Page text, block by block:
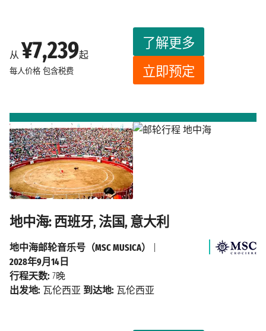
从 ¥7,239起
每人价格 包含税费
了解更多
立即预定
地中海: 西班牙, 法国, 意大利
地中海邮轮音乐号（MSC MUSICA）
2028年9月14日
行程天数: 7晚
出发地: 瓦伦西亚 到达地: 瓦伦西亚